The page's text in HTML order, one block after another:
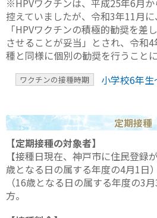
控えていましたが、令和3年11月
「HPVワクチンの積極的勧奨を差
させることが妥当」とされ、令和
種と同様に個別の勧奨を行うこと
ワクチンの接種時期 小学校6年
定期接種
【定期接種の対象者】
【接種日現在、神戸市に住民登録
歳となる日の属する年度の4月1日
（16歳となる日の属する年度の3
方。